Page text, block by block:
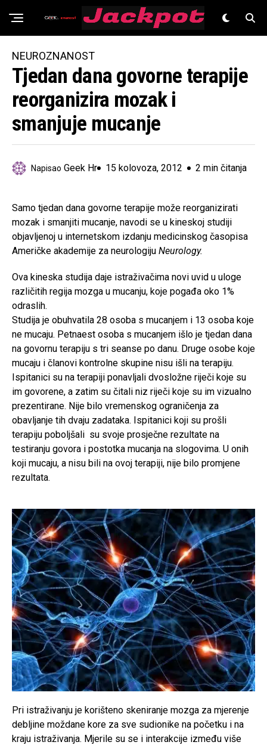
Znanost
NEUROZNANOST
Tjedan dana govorne terapije
reorganizira mozak i
smanjuje mucanje
Napisao Geek Hr 15 kolovoza, 2012 2 min čitanja
Samo tjedan dana govorne terapije može reorganizirati
mozak i smanjiti mucanje, navodi se u kineskoj studiji
objavljenoj u internetskom izdanju medicinskog časopisa
Američke akademije za neurologiju Neurology.
Ova kineska studija daje istraživačima novi uvid u uloge
različitih regija mozga u mucanju, koje pogađa oko 1%
odraslih.
Studija je obuhvatila 28 osoba s mucanjem i 13 osoba koje
ne mucaju. Petnaest osoba s mucanjem išlo je tjedan dana
na govornu terapiju s tri seanse po danu. Druge osobe koje
mucaju i članovi kontrolne skupine nisu išli na terapiju.
Ispitanici su na terapiji ponavljali dvosložne riječi koje su
im govorene, a zatim su čitali niz riječi koje su im vizualno
prezentirane. Nije bilo vremenskog ograničenja za
obavljanje tih dvaju zadataka. Ispitanici koji su prošli
terapiju poboljšali su svoje prosječne rezultate na
testiranju govora i postotka mucanja na slogovima. U onih
koji mucaju, a nisu bili na ovoj terapiji, nije bilo promjene
rezultata.
Pri istraživanju je korišteno skeniranje mozga za mjerenje
debljine moždane kore za sve sudionike na početku i na
kraju istraživanja. Mjerile su se i interakcije između više